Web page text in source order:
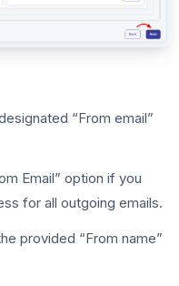
“From email”
Email” option if you
for all outgoing emails.
provided “From name”